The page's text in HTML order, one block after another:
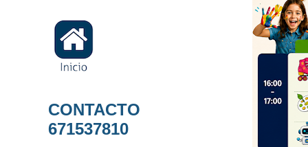
CONTACTO
671537810